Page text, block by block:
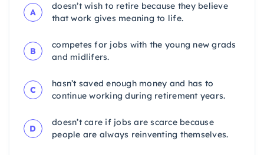
A
doesn’t wish to retire because they believe
that work gives meaning to life.
B
competes for jobs with the young new grads
and midlifers.
C
hasn’t saved enough money and has to
continue working during retirement years.
D
doesn’t care if jobs are scarce because
people are always reinventing themselves.